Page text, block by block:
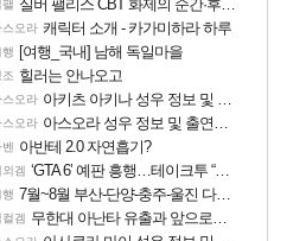
팰 실버 팰리스 CBT 화제의 순간·후기 모음
스오라 캐릭터 소개 - 카가미하라 하루
행 [여행_국내] 남해 독일마을
조 힐러는 안나오고
스오라 아키츠 아키나 성우 정보 및 주요 필모
스오라 아스오라 성우 정보 및 출연작 모음
벤 아반테 2.0 자연흡기?
외겜 ‘GTA 6’ 예판 흥행…테이크투 “내부 예상 크게 넘어”
행 7월~8월 부산-단양-충주-울진 다녀왔어요~
컬겜 무한대 아난타 유출과 앞으로의 예상 (루머)